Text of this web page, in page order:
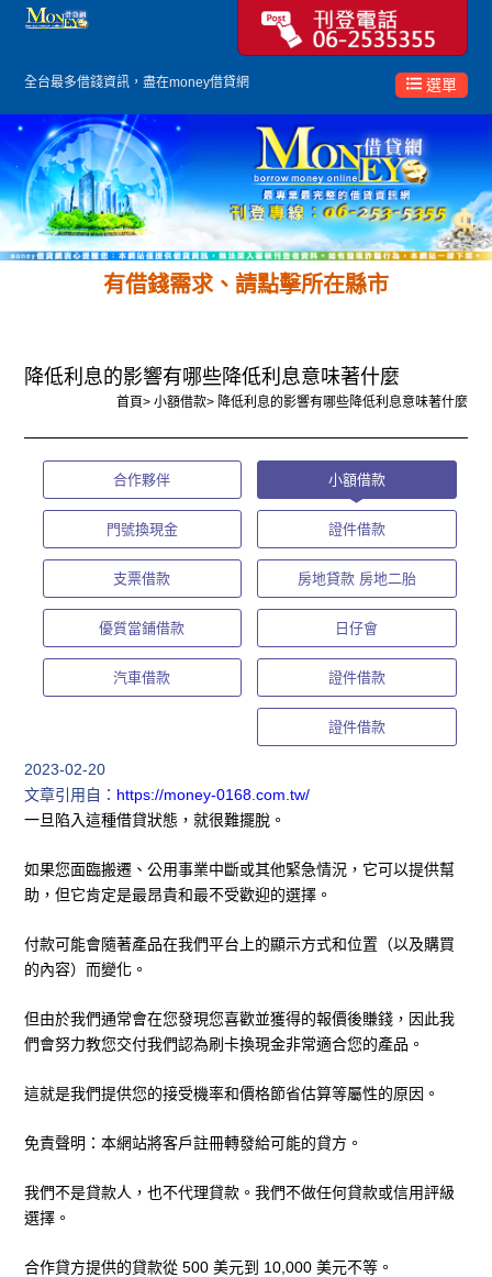
全台最多借錢資訊，盡在money借貸網 選單
有借錢需求、請點擊所在縣市
降低利息的影響有哪些降低利息意味著什麼
首頁> 小額借款> 降低利息的影響有哪些降低利息意味著什麼
合作夥伴 小額借款
門號換現金 證件借款
支票借款 房地貸款 房地二胎
優質當鋪借款 日仔會
汽車借款 證件借款
證件借款
2023-02-20
文章引用自： https://money-0168.com.tw/
一旦陷入這種借貸狀態，就很難擺脫。
如果您面臨搬遷、公用事業中斷或其他緊急情況，它可以提供幫
助，但它肯定是最昂貴和最不受歡迎的選擇。
付款可能會隨著產品在我們平台上的顯示方式和位置（以及購買
的內容）而變化。
但由於我們通常會在您發現您喜歡並獲得的報價後賺錢，因此我
們會努力教您交付我們認為刷卡換現金非常適合您的產品。
這就是我們提供您的接受機率和價格節省估算等屬性的原因。
免責聲明：本網站將客戶註冊轉發給可能的貸方。
我們不是貸款人，也不代理貸款。我們不做任何貸款或信用評級
選擇。
合作貸方提供的貸款從 500 美元到 10,000 美元不等。